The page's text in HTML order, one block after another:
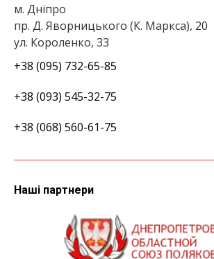
м. Дніпро
пр. Д. Яворницького (К. Маркса), 20
ул. Короленко, 33
+38 (095) 732-65-85
+38 (093) 545-32-75
+38 (068) 560-61-75
Наші партнери